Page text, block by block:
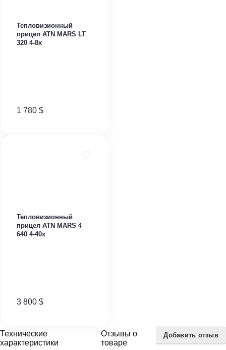
Тепловизионный
прицел ATN MARS LT
320 4-8x
1 780 $
Тепловизионный
прицел ATN MARS 4
640 4-40x
3 800 $
Технические
характеристики
Отзывы о
товаре
Добавить отзыв